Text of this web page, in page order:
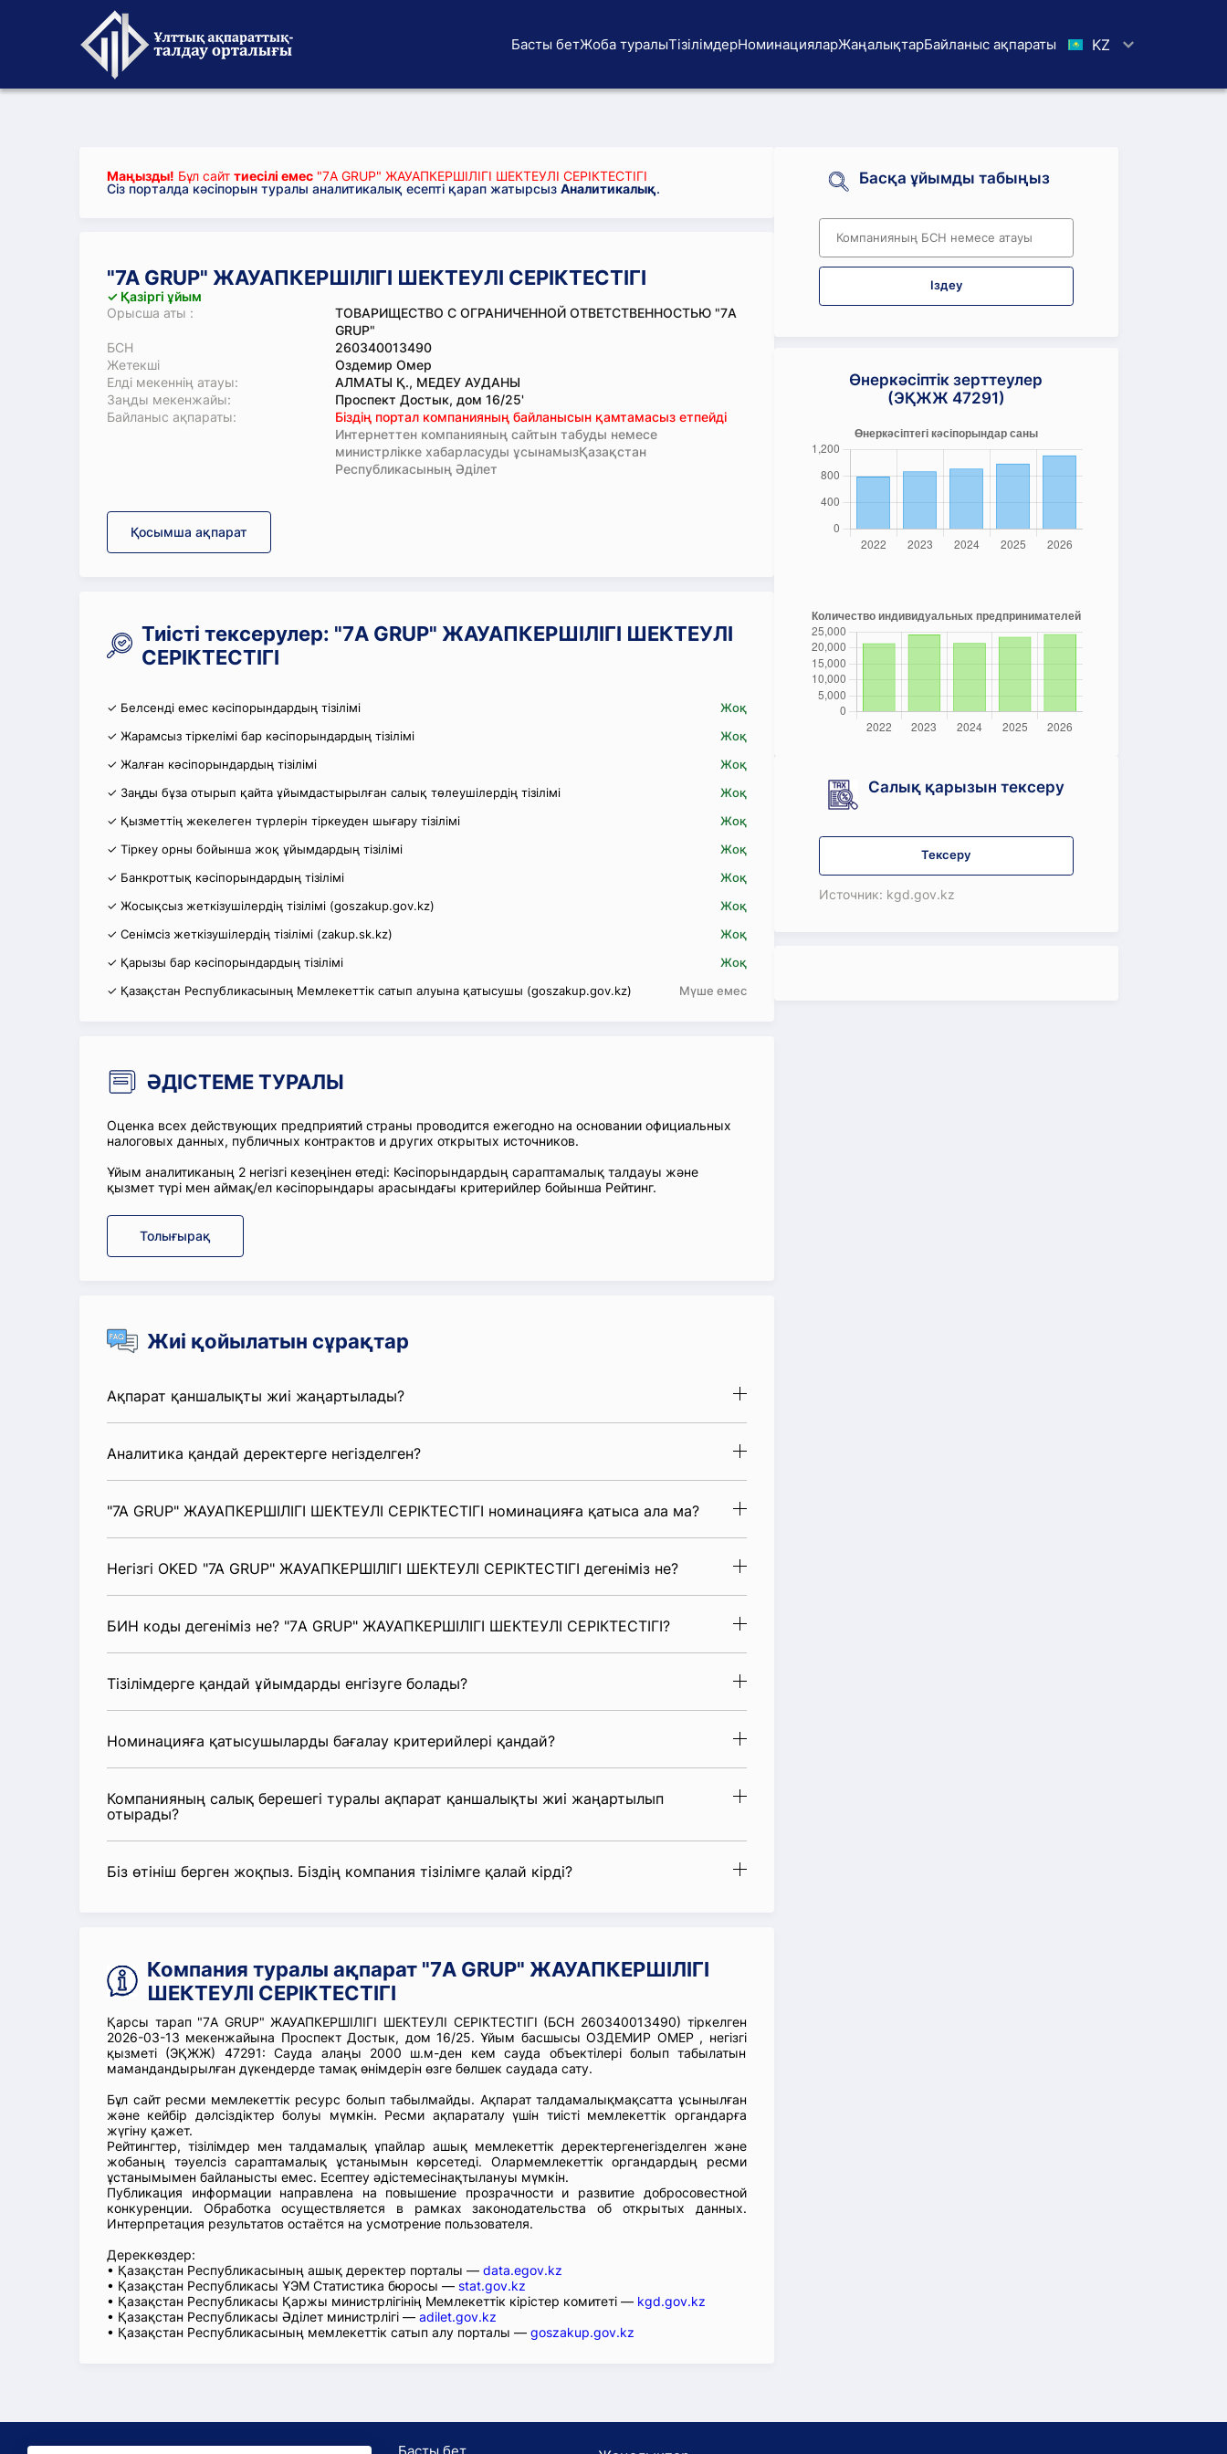
Басты бетЖоба туралыТізілімдерНоминацияларЖаңалықтарБайланыс ақпараты KZ
Маңызды! Бұл сайт тиесілі емес "7A GRUP" ЖАУАПКЕРШІЛІГІ ШЕКТЕУЛІ СЕРІКТЕСТІГІ
Сіз порталда кәсіпорын туралы аналитикалық есепті қарап жатырсыз Аналитикалық.
"7A GRUP" ЖАУАПКЕРШІЛІГІ ШЕКТЕУЛІ СЕРІКТЕСТІГІ
✓ Қазіргі ұйым
Орысша аты :
ТОВАРИЩЕСТВО С ОГРАНИЧЕННОЙ ОТВЕТСТВЕННОСТЬЮ "7A
GRUP"
БСН
260340013490
Жетекші
Оздемир Омер
Елді мекеннің атауы:
АЛМАТЫ Қ., МЕДЕУ АУДАНЫ
Заңды мекенжайы:
Проспект Достык, дом 16/25'
Байланыс ақпараты:
Біздің портал компанияның байланысын қамтамасыз етпейді
Интернеттен компанияның сайтын табуды немесе
министрлікке хабарласуды ұсынамызҚазақстан
Республикасының Әділет
Қосымша ақпарат
Тиісті тексерулер: "7A GRUP" ЖАУАПКЕРШІЛІГІ ШЕКТЕУЛІ
СЕРІКТЕСТІГІ
✓ Белсенді емес кәсіпорындардың тізілімі
Жоқ
✓ Жарамсыз тіркелімі бар кәсіпорындардың тізілімі
Жоқ
✓ Жалған кәсіпорындардың тізілімі
Жоқ
✓ Заңды бұза отырып қайта ұйымдастырылған салық төлеушілердің тізілімі
Жоқ
✓ Қызметтің жекелеген түрлерін тіркеуден шығару тізілімі
Жоқ
✓ Тіркеу орны бойынша жоқ ұйымдардың тізілімі
Жоқ
✓ Банкроттық кәсіпорындардың тізілімі
Жоқ
✓ Жосықсыз жеткізушілердің тізілімі (goszakup.gov.kz)
Жоқ
✓ Сенімсіз жеткізушілердің тізілімі (zakup.sk.kz)
Жоқ
✓ Қарызы бар кәсіпорындардың тізілімі
Жоқ
✓ Қазақстан Республикасының Мемлекеттік сатып алуына қатысушы (goszakup.gov.kz)
Мүше емес
ӘДІСТЕМЕ ТУРАЛЫ
Оценка всех действующих предприятий страны проводится ежегодно на основании официальных
налоговых данных, публичных контрактов и других открытых источников.
Ұйым аналитиканың 2 негізгі кезеңінен өтеді: Кәсіпорындардың сараптамалық талдауы және
қызмет түрі мен аймақ/ел кәсіпорындары арасындағы критерийлер бойынша Рейтинг.
Толығырақ
Жиі қойылатын сұрақтар
Ақпарат қаншалықты жиі жаңартылады?
Аналитика қандай деректерге негізделген?
"7A GRUP" ЖАУАПКЕРШІЛІГІ ШЕКТЕУЛІ СЕРІКТЕСТІГІ номинацияға қатыса ала ма?
Негізгі OKED "7A GRUP" ЖАУАПКЕРШІЛІГІ ШЕКТЕУЛІ СЕРІКТЕСТІГІ дегеніміз не?
БИН коды дегеніміз не? "7A GRUP" ЖАУАПКЕРШІЛІГІ ШЕКТЕУЛІ СЕРІКТЕСТІГІ?
Тізілімдерге қандай ұйымдарды енгізуге болады?
Номинацияға қатысушыларды бағалау критерийлері қандай?
Компанияның салық берешегі туралы ақпарат қаншалықты жиі жаңартылып
отырады?
Біз өтініш берген жоқпыз. Біздің компания тізілімге қалай кірді?
Компания туралы ақпарат "7A GRUP" ЖАУАПКЕРШІЛІГІ
ШЕКТЕУЛІ СЕРІКТЕСТІГІ
Қарсы тарап "7A GRUP" ЖАУАПКЕРШІЛІГІ ШЕКТЕУЛІ СЕРІКТЕСТІГІ (БСН 260340013490) тіркелген
2026-03-13 мекенжайына Проспект Достык, дом 16/25. Ұйым басшысы ОЗДЕМИР ОМЕР , негізгі
қызметі (ЭҚЖЖ) 47291: Сауда алаңы 2000 ш.м-ден кем сауда объектілері болып табылатын
мамандандырылған дүкендерде тамақ өнімдерін өзге бөлшек саудада сату.
Бұл сайт ресми мемлекеттік ресурс болып табылмайды. Ақпарат талдамалықмақсатта ұсынылған
және кейбір дәлсіздіктер болуы мүмкін. Ресми ақпараталу үшін тиісті мемлекеттік органдарға
жүгіну қажет.
Рейтингтер, тізілімдер мен талдамалық ұпайлар ашық мемлекеттік деректергенегізделген және
жобаның тәуелсіз сараптамалық ұстанымын көрсетеді. Олармемлекеттік органдардың ресми
ұстанымымен байланысты емес. Есептеу әдістемесінақтылануы мүмкін.
Публикация информации направлена на повышение прозрачности и развитие добросовестной
конкуренции. Обработка осуществляется в рамках законодательства об открытых данных.
Интерпретация результатов остаётся на усмотрение пользователя.
Дереккөздер:
• Қазақстан Республикасының ашық деректер порталы — data.egov.kz
• Қазақстан Республикасы ҰЭМ Статистика бюросы — stat.gov.kz
• Қазақстан Республикасы Қаржы министрлігінің Мемлекеттік кірістер комитеті — kgd.gov.kz
• Қазақстан Республикасы Әділет министрлігі — adilet.gov.kz
• Қазақстан Республикасының мемлекеттік сатып алу порталы — goszakup.gov.kz
Басқа ұйымды табыңыз
Іздеу
Өнеркәсіптік зерттеулер
(ЭҚЖЖ 47291)
Салық қарызын тексеру
Тексеру
Источник: kgd.gov.kz